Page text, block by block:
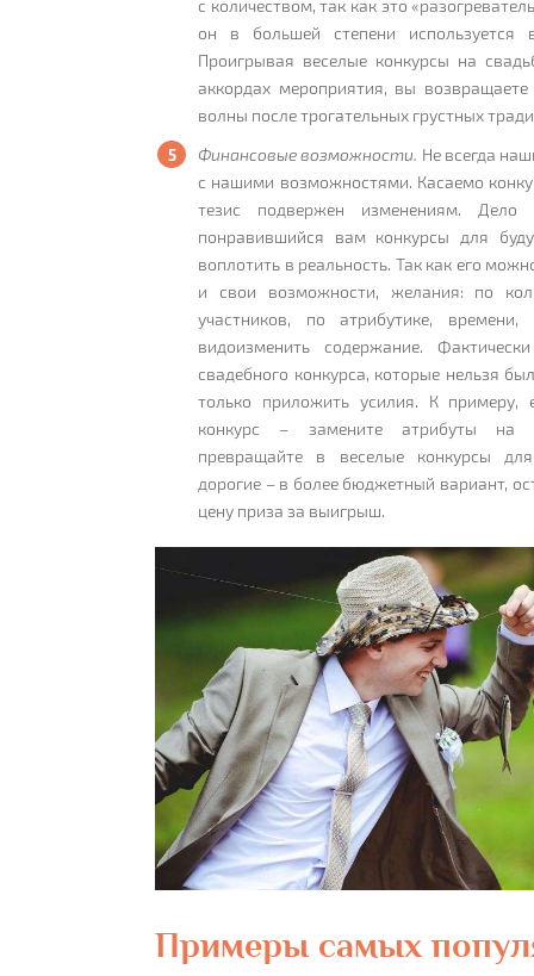
с количеством, так как это
он в большей степени используется
Проигрывая веселые конкурсы на
аккордах мероприятия, вы
волны после трогательных грустных
Финансовые возможности. Не всегда
с нашими возможностями. Касаемо
тезис подвержен изменениям.
понравившийся вам конкурсы для
воплотить в реальность. Так как его
и свои возможности, желания: по
участников, по атрибутике,
видоизменить содержание.
свадебного конкурса, которые нельзя
только приложить усилия. К примеру,
конкурс – замените атрибуты на
превращайте в веселые конкурсы
дорогие – в более бюджетный вариант,
цену приза за выигрыш.
Примеры самых